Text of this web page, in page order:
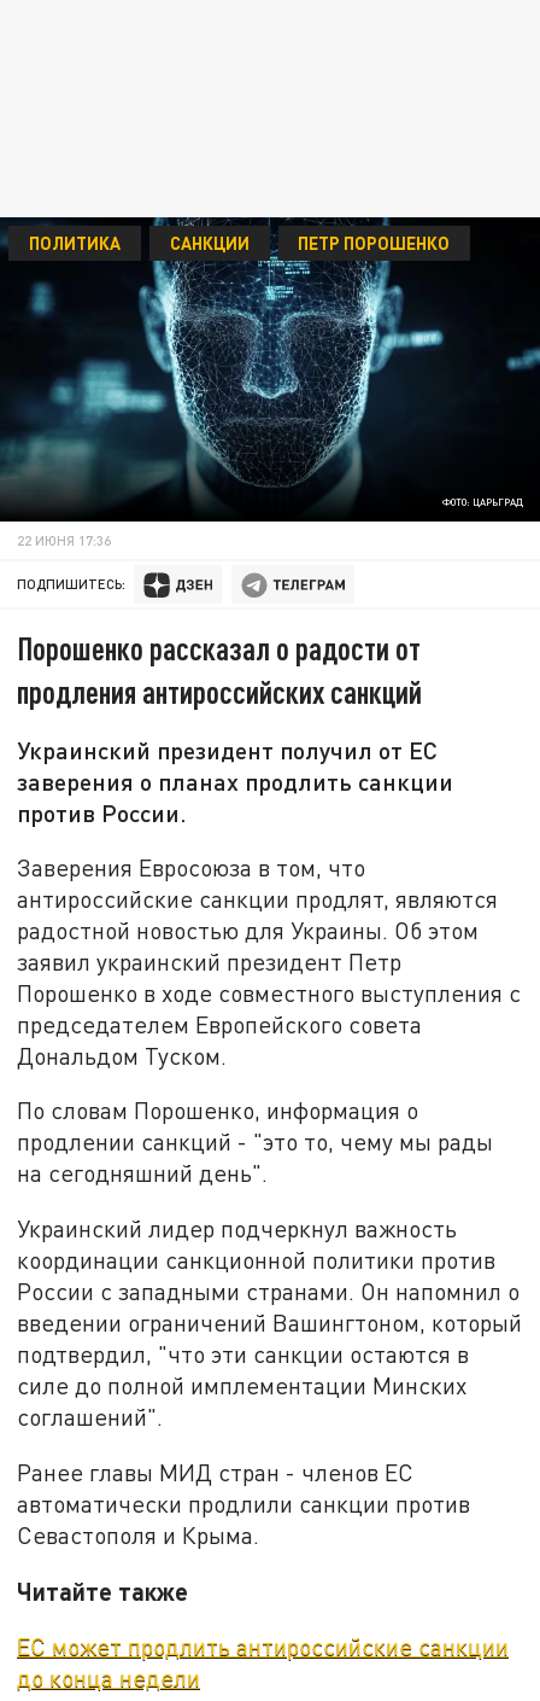
ФОТО: ЦАРЬГРАД
ПОЛИТИКА САНКЦИИ ПЕТР ПОРОШЕНКО
22 ИЮНЯ 17:36
ПОДПИШИТЕСЬ:
Порошенко рассказал о радости от
продления антироссийских санкций
Украинский президент получил от ЕС
заверения о планах продлить санкции
против России.
Заверения Евросоюза в том, что
антироссийские санкции продлят, являются
радостной новостью для Украины. Об этом
заявил украинский президент Петр
Порошенко в ходе совместного выступления с
председателем Европейского совета
Дональдом Туском.
По словам Порошенко, информация о
продлении санкций - "это то, чему мы рады
на сегодняшний день".
Украинский лидер подчеркнул важность
координации санкционной политики против
России с западными странами. Он напомнил о
введении ограничений Вашингтоном, который
подтвердил, "что эти санкции остаются в
силе до полной имплементации Минских
соглашений".
Ранее главы МИД стран - членов ЕС
автоматически продлили санкции против
Севастополя и Крыма.
Читайте также
ЕС может продлить антироссийские санкции
до конца недели